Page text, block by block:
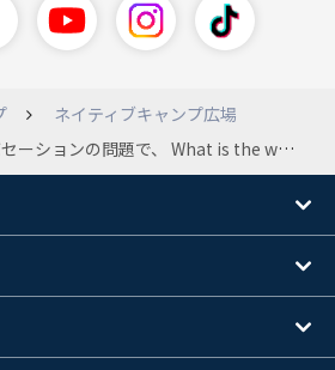
ネイティブキャンプ広場
ですが、 意味がよくわかりませんでした。 一番最悪な忘れたことはなんですか？という意味ですか？（全く見当がつきません😂） 講師に聞いても、私のリスニング力では理解できませんでした。